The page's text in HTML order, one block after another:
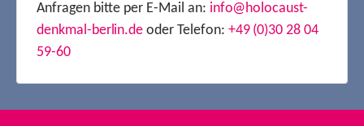
Anfragen bitte per E-Mail an: info@holocaust-
denkmal-berlin.de oder Telefon: +49 (0)30 28 04
59-60